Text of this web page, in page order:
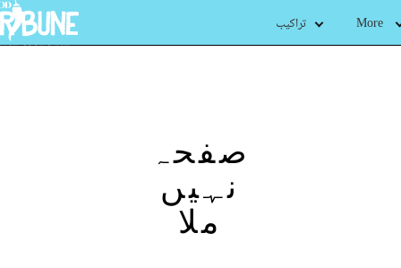
تراکیب More
صفحہ
نہیں
ملا